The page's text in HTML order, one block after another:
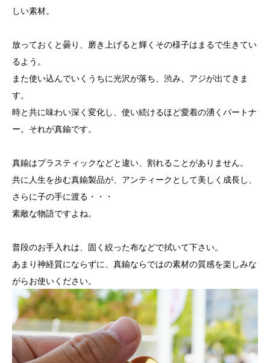
しい素材。
放っておくと曇り、磨き上げると輝くその様子はまるで生きてい
るよう。
また使い込んでいくうちに光沢が落ち、渋み、アジが出てきま
す。
時と共に味わい深く変化し、使い続けるほど愛着の湧くパートナ
ー。それが真鍮です。
真鍮はプラスティックなどと違い、割れることがありません。
共に人生を歩む真鍮製品が、アンティークとして美しく成長し、
さらに子の手に渡る・・・
素敵な物語ですよね。
普段のお手入れは、固く絞った布などで拭いて下さい。
あまり神経質にならずに、真鍮ならではの素材の質感を楽しみな
がらお使いください。